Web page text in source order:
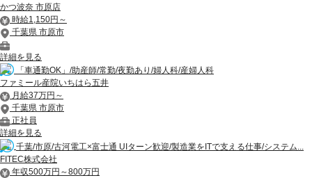
かつ波奈 市原店
時給1,150円～
千葉県 市原市
詳細を見る
「車通勤OK」/助産師/常勤/夜勤あり/婦人科/産婦人科
ファミール産院いちはら五井
月給37万円～
千葉県 市原市
正社員
詳細を見る
千葉/市原/古河電工×富士通 UIターン歓迎/製造業をITで支える仕事/システム...
FITEC株式会社
年収500万円～800万円